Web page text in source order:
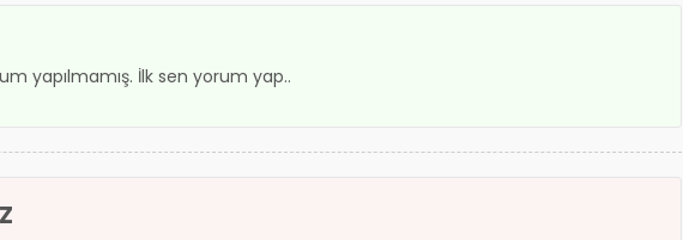
yapılmamış. İlk sen yorum yap..